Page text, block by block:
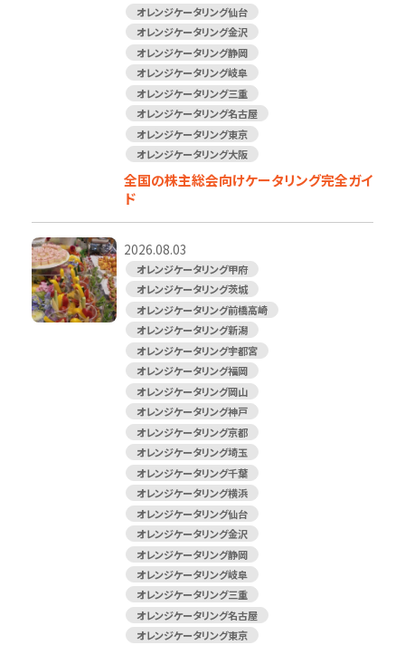
オレンジケータリング仙台
オレンジケータリング金沢
オレンジケータリング静岡
オレンジケータリング岐阜
オレンジケータリング三重
オレンジケータリング名古屋
オレンジケータリング東京
オレンジケータリング大阪
全国の株主総会向けケータリング完全ガイ
ド
2026.08.03
オレンジケータリング甲府
オレンジケータリング茨城
オレンジケータリング前橋高崎
オレンジケータリング新潟
オレンジケータリング宇都宮
オレンジケータリング福岡
オレンジケータリング岡山
オレンジケータリング神戸
オレンジケータリング京都
オレンジケータリング埼玉
オレンジケータリング千葉
オレンジケータリング横浜
オレンジケータリング仙台
オレンジケータリング金沢
オレンジケータリング静岡
オレンジケータリング岐阜
オレンジケータリング三重
オレンジケータリング名古屋
オレンジケータリング東京